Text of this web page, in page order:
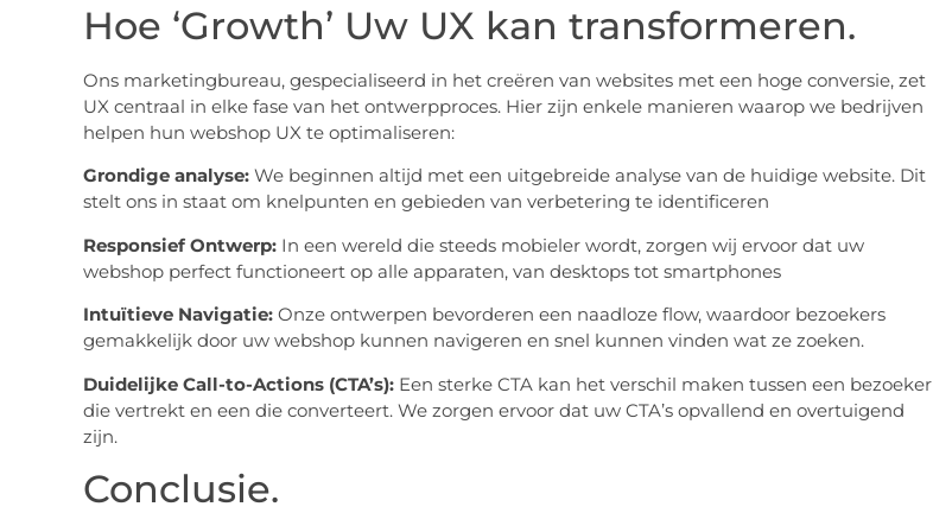
Hoe ‘Growth’ Uw UX kan transformeren.
Ons marketingbureau, gespecialiseerd in het creëren van websites met een hoge conversie, zet
UX centraal in elke fase van het ontwerpproces. Hier zijn enkele manieren waarop we bedrijven
helpen hun webshop UX te optimaliseren:
Grondige analyse:We beginnen altijd met een uitgebreide analyse van de huidige website. Dit
stelt ons in staat om knelpunten en gebieden van verbetering te identificeren
Responsief Ontwerp:In een wereld die steeds mobieler wordt, zorgen wij ervoor dat uw
webshop perfect functioneert op alle apparaten, van desktops tot smartphones
Intuïtieve Navigatie: Onze ontwerpen bevorderen een naadloze flow, waardoor bezoekers
gemakkelijk door uw webshop kunnen navigeren en snel kunnen vinden wat ze zoeken.
Duidelijke Call-to-Actions (CTA’s):Een sterke CTA kan het verschil maken tussen een bezoeker
die vertrekt en een die converteert. We zorgen ervoor dat uw CTA’s opvallend en overtuigend
zijn.
Conclusie.